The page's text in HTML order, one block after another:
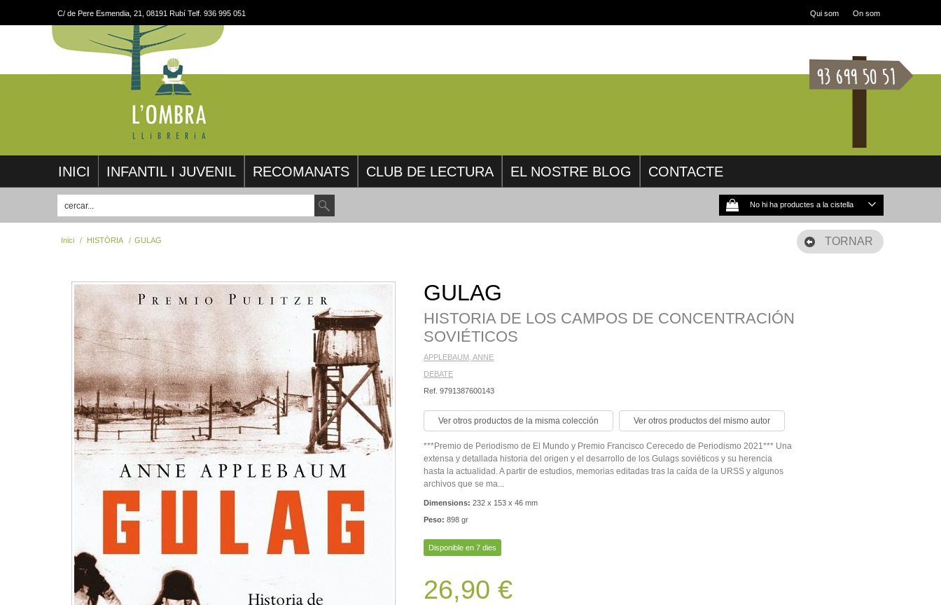
C/ de Pere Esmendia, 21, 08191 Rubí Telf. 936 995 051 Qui som On som
INICI INFANTIL I JUVENIL RECOMANATS CLUB DE LECTURA EL NOSTRE BLOG CONTACTE
No hi ha productes a la cistella
Inici / HISTÒRIA / GULAG TORNAR
GULAG
HISTORIA DE LOS CAMPOS DE CONCENTRACIÓN
SOVIÉTICOS
APPLEBAUM, ANNE
DEBATE
Ref. 9791387600143
Ver otros productos de la misma colección Ver otros productos del mismo autor
***Premio de Periodismo de El Mundo y Premio Francisco Cerecedo de Periodismo 2021*** Una
extensa y detallada historia del origen y el desarrollo de los Gulags soviéticos y su herencia
hasta la actualidad. A partir de estudios, memorias editadas tras la caída de la URSS y algunos
archivos que se ma...
Dimensions: 232 x 153 x 46 mm
Peso: 898 gr
Disponible en 7 dies
26,90 €